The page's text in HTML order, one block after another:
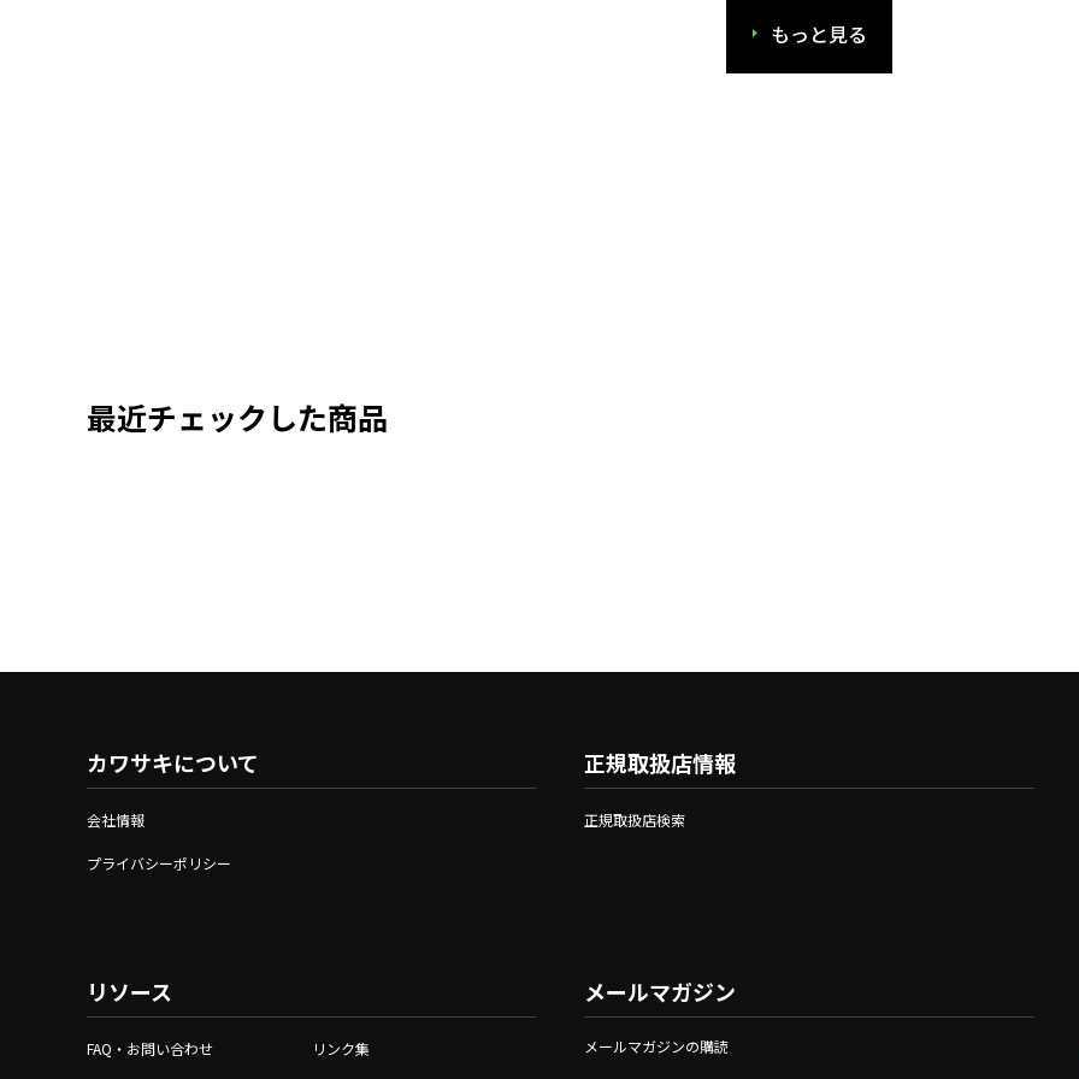
もっと見る
最近チェックした商品
カワサキについて
会社情報
プライバシーポリシー
リソース
FAQ・お問い合わせ リンク集
正規取扱店情報
正規取扱店検索
メールマガジン
メールマガジンの購読